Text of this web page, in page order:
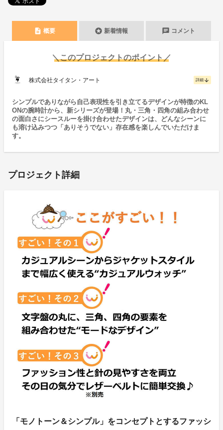
description 概要 stars 新着情報 chat コメント
＼このプロジェクトのポイント／
株式会社タイタン・アート 詳細 arrow_downward
シンプルでありながら自己表現性を引き立てるデザインが特徴のKL
ONの腕時計から、新シリーズが登場！丸・三角・四角の組み合わせ
の面白さにシースルーを掛け合わせたデザインは、どんなシーンに
も溶け込みつつ「ありそうでない」存在感を楽しんでいただけま
す。
プロジェクト詳細
「モノトーン＆シンプル」をコンセプトとするファッシ